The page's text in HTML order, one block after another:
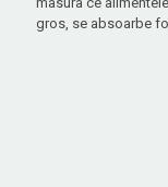
gros, se absoarbe